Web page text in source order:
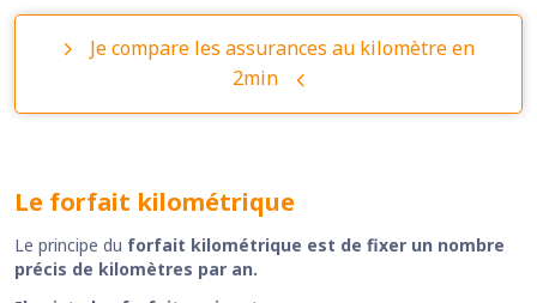
Je compare les assurances au kilomètre en
2min
Le forfait kilométrique
Le principe du forfait kilométrique est de fixer un nombre
précis de kilomètres par an.